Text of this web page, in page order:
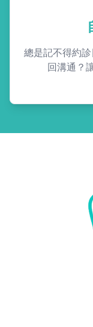
總是記不得約
回溝通？